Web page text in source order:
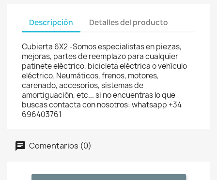
Descripción Detalles del producto
Cubierta 6X2 -Somos especialistas en piezas,
mejoras, partes de reemplazo para cualquier
patinete eléctrico, bicicleta eléctrica o vehículo
eléctrico. Neumáticos, frenos, motores,
carenado, accesorios, sistemas de
amortiguación, etc... si no encuentras lo que
buscas contacta con nosotros: whatsapp +34
696403761
Comentarios (0)